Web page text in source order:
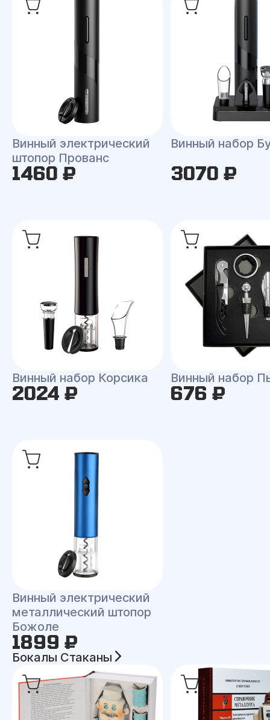
Винный электрический
штопор Прованс
1460 ₽
Винный набор
3070 ₽
Винный набор Корсика
2024 ₽
Винный набор
676 ₽
Винный электрический
металлический штопор
Божоле
1899 ₽
Бокалы Стаканы